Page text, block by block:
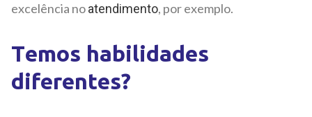
excelência noatendimento, por exemplo.
Temos habilidades
diferentes?